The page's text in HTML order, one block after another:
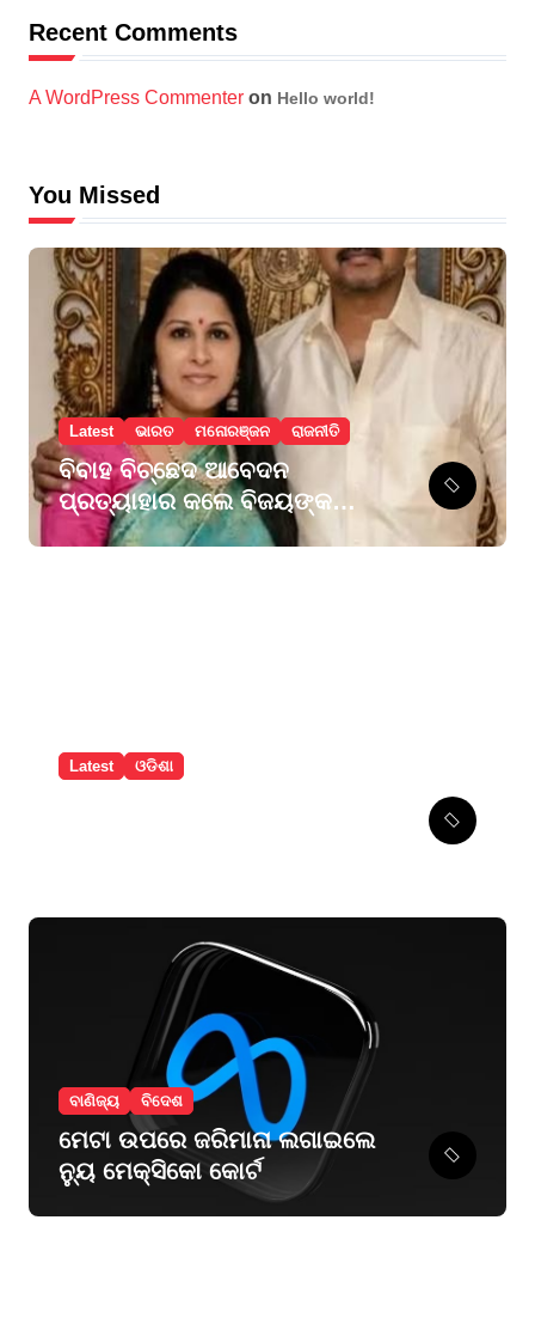
Recent Comments
A WordPress Commenter on Hello world!
You Missed
Latest ଭାରତ ମନୋରଞ୍ଜନ ରାଜନୀତି
ବିବାହ ବିଚ୍ଛେଦ ଆବେଦନ
ପ୍ରତ୍ୟାହାର କଲେ ବିଜୟଙ୍କ
ପତ୍ନୀ ସଙ୍ଗୀତା
Latest ଓଡିଶା
ବାଣିଜ୍ୟ ବିଦେଶ
ମେଟା ଉପରେ ଜରିମାନା ଲଗାଇଲେ
ନ୍ୟୁ ମେକ୍ସିକୋ କୋର୍ଟ